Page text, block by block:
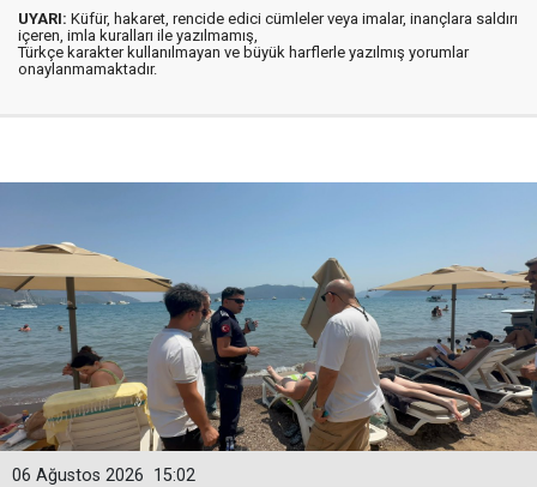
UYARI: Küfür, hakaret, rencide edici cümleler veya imalar, inançlara saldırı
içeren, imla kuralları ile yazılmamış,
Türkçe karakter kullanılmayan ve büyük harflerle yazılmış yorumlar
onaylanmamaktadır.
15:02
06 Ağustos 2026